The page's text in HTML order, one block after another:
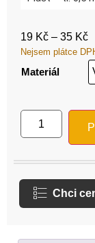
19 Kč – 35 Kč
Nejsem plátce
Materiál
Chci